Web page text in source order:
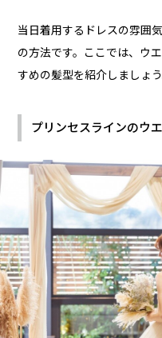
当日着用するドレスの雰囲
の方法です。ここでは、ウ
すめの髪型を紹介しましょう
プリンセスラインのウ